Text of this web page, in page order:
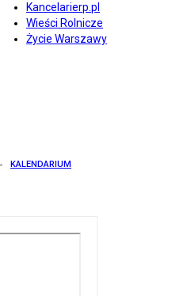
Kancelarierp.pl
Wieści Rolnicze
Życie Warszawy
KALENDARIUM